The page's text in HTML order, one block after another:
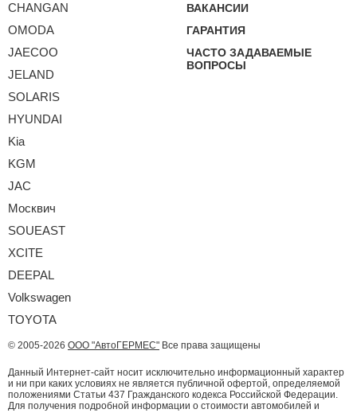
CHANGAN
OMODA
JAECOO
JELAND
SOLARIS
HYUNDAI
Kia
KGM
JAC
Москвич
SOUEAST
XCITE
DEEPAL
Volkswagen
TOYOTA
ВАКАНСИИ
ГАРАНТИЯ
ЧАСТО ЗАДАВАЕМЫЕ
ВОПРОСЫ
© 2005-2026 ООО "АвтоГЕРМЕС" Все права защищены
Данный Интернет-сайт носит исключительно информационный характер
и ни при каких условиях не является публичной офертой, определяемой
положениями Статьи 437 Гражданского кодекса Российской Федерации.
Для получения подробной информации о стоимости автомобилей и